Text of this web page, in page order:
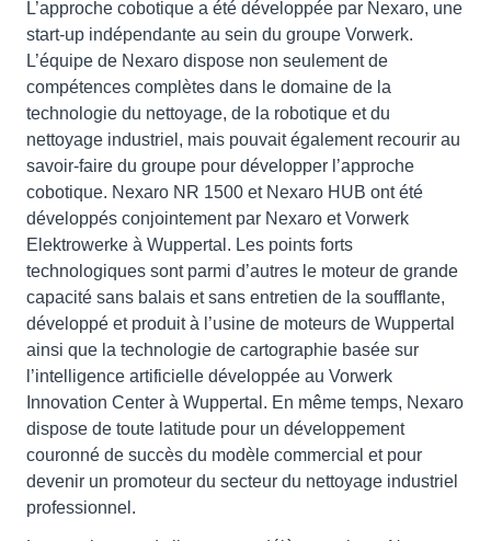
L’approche cobotique a été développée par Nexaro, une
start-up indépendante au sein du groupe Vorwerk.
L’équipe de Nexaro dispose non seulement de
compétences complètes dans le domaine de la
technologie du nettoyage, de la robotique et du
nettoyage industriel, mais pouvait également recourir au
savoir-faire du groupe pour développer l’approche
cobotique. Nexaro NR 1500 et Nexaro HUB ont été
développés conjointement par Nexaro et Vorwerk
Elektrowerke à Wuppertal. Les points forts
technologiques sont parmi d’autres le moteur de grande
capacité sans balais et sans entretien de la soufflante,
développé et produit à l’usine de moteurs de Wuppertal
ainsi que la technologie de cartographie basée sur
l’intelligence artificielle développée au Vorwerk
Innovation Center à Wuppertal. En même temps, Nexaro
dispose de toute latitude pour un développement
couronné de succès du modèle commercial et pour
devenir un promoteur du secteur du nettoyage industriel
professionnel.